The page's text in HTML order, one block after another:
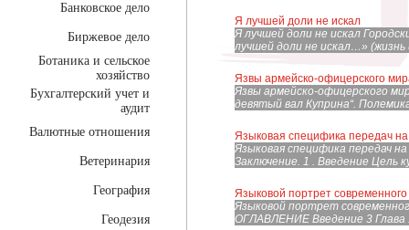
Банковское дело
Биржевое дело
Ботаника и сельское
хозяйство
Бухгалтерский учет и
аудит
Валютные отношения
Ветеринария
География
Геодезия
Я лучшей доли не искал
Я лучшей доли не искал
лучшей доли не искал…»
Язвы армейско-офицерского
Язвы армейско-офицерского
девятый вал Куприна“.
Языковая специфика передач
Языковая специфика передач
Заключение. 1 . Введение Цель
Языковой портрет
Языковой портрет
ОГЛАВЛЕНИЕ Введение 3 Глава